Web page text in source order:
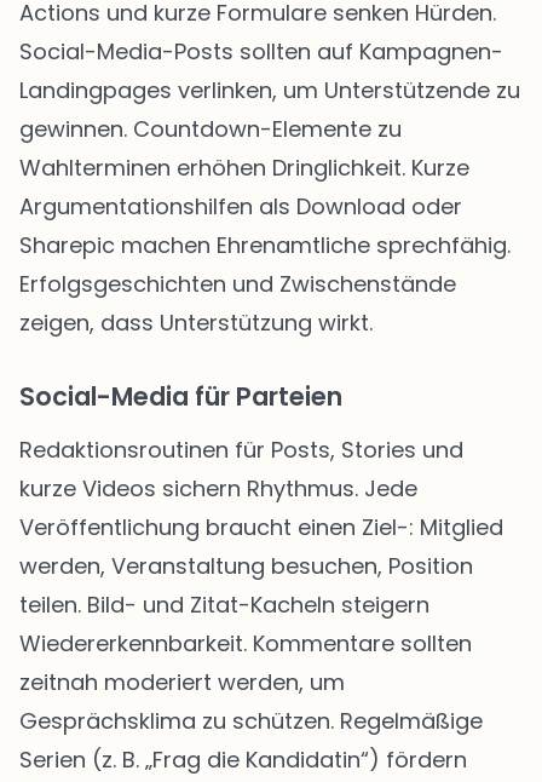
Actions und kurze Formulare senken Hürden.
Social-Media-Posts sollten auf Kampagnen-
Landingpages verlinken, um Unterstützende zu
gewinnen. Countdown-Elemente zu
Wahlterminen erhöhen Dringlichkeit. Kurze
Argumentationshilfen als Download oder
Sharepic machen Ehrenamtliche sprechfähig.
Erfolgsgeschichten und Zwischenstände
zeigen, dass Unterstützung wirkt.
Social-Media für Parteien
Redaktionsroutinen für Posts, Stories und
kurze Videos sichern Rhythmus. Jede
Veröffentlichung braucht einen Ziel-: Mitglied
werden, Veranstaltung besuchen, Position
teilen. Bild- und Zitat-Kacheln steigern
Wiedererkennbarkeit. Kommentare sollten
zeitnah moderiert werden, um
Gesprächsklima zu schützen. Regelmäßige
Serien (z. B. „Frag die Kandidatin“) fördern